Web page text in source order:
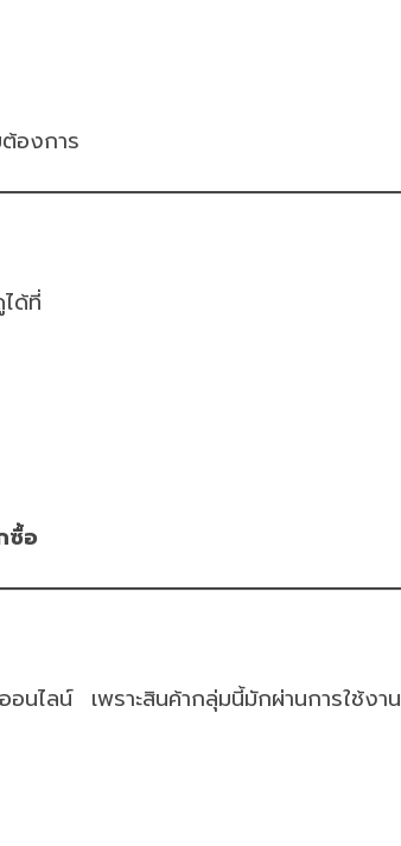
องการ
ได้ที่
ซื้อ
นไลน์ เพราะสินค้ากลุ่มนี้มักผ่านการใช้งาน